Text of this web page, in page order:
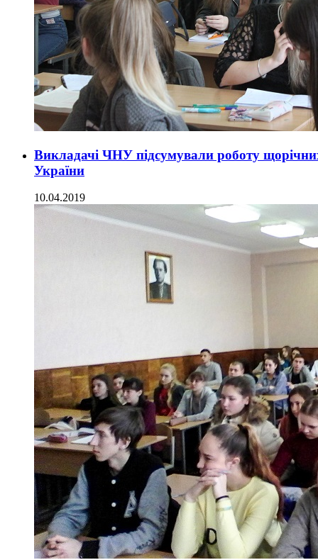
Викладачі ЧНУ підсумували роботу
України
10.04.2019